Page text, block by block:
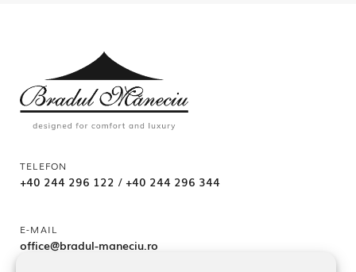
TELEFON
+40 244 296 122 / +40 244 296 344
E-MAIL
office@bradul-maneciu.ro